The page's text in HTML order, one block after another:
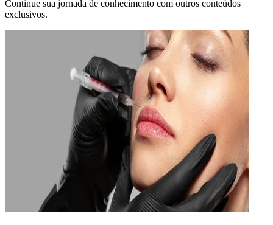
Continue sua jornada de conhecimento com outros conteúdos
exclusivos.